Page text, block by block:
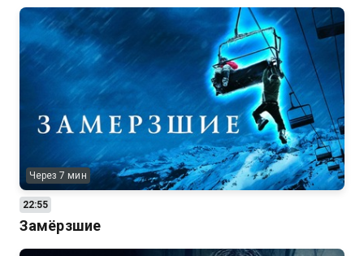
Через 7 мин
22:55
Замёрзшие